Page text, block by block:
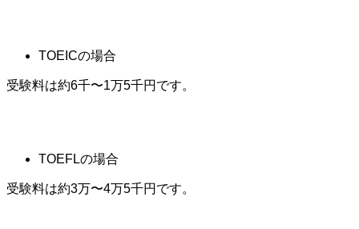
TOEICの場合
受験料は約6千〜1万5千円です。
TOEFLの場合
受験料は約3万〜4万5千円です。